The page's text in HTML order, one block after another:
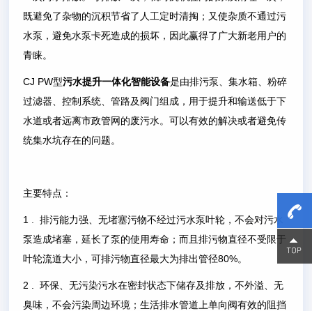
既避免了杂物的沉积节省了人工定时清掏；又使杂质不通过污
水泵，避免水泵卡死造成的损坏，因此赢得了广大新老用户的
青睐。
CJ PW型污水提升一体化智能设备是由排污泵、集水箱、粉碎
过滤器、控制系统、管路及阀门组成，用于提升和输送低于下
水道或者远离市政管网的废污水。可以有效的解决或者避免传
统集水坑存在的问题。
主要特点：
1 . 排污能力强、无堵塞污物不经过污水泵叶轮，不会对污水
泵造成堵塞，延长了泵的使用寿命；而且排污物直径不受限于
叶轮流道大小，可排污物直径最大为排出管径80%。
2 . 环保、无污染污水在密封状态下储存及排放，不外溢、无
臭味，不会污染周边环境；生活排水管道上单向阀有效的阻挡